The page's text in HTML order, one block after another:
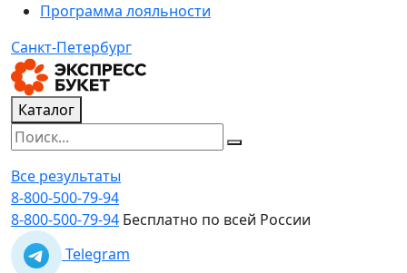
Программа лояльности
Санкт-Петербург
Каталог
Все результаты
8-800-500-79-94
8-800-500-79-94 Бесплатно по всей России
Telegram